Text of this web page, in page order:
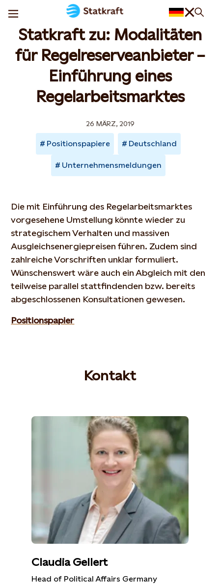
Statkraft zu: Modalitäten
für Regelreserveanbieter –
Einführung eines
Regelarbeitsmarktes
26 MÄRZ, 2019
Positionspapiere Deutschland
Unternehmensmeldungen
Die mit Einführung des Regelarbeitsmarktes
vorgesehene Umstellung könnte wieder zu
strategischem Verhalten und massiven
Ausgleichsenergiepreisen führen. Zudem sind
zahlreiche Vorschriften unklar formuliert.
Wünschenswert wäre auch ein Abgleich mit den
teilweise parallel stattfindenden bzw. bereits
abgeschlossenen Konsultationen gewesen.
Positionspapier
Kontakt
Claudia Gellert
Head of Political Affairs Germany